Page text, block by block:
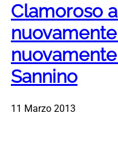
Clamoroso
Sannino
11 Marzo 2013